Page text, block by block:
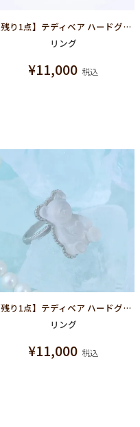
【残り1点】テディベア ハードグミ リング（レモン）
リング
¥11,000 税込
【残り1点】テディベア ハードグミ リング（シュガースノー）
リング
¥11,000 税込